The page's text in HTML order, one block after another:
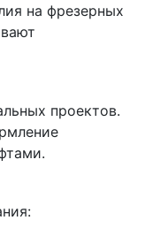
на фрезерных
проектов.